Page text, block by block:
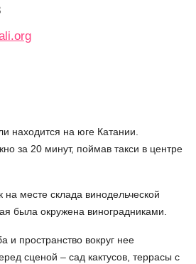
находится на юге Катании.
за 20 минут, поймав такси в центре
месте склада винодельческой
была окружена виноградниками.
и пространство вокруг нее
сценой – сад кактусов, террасы с